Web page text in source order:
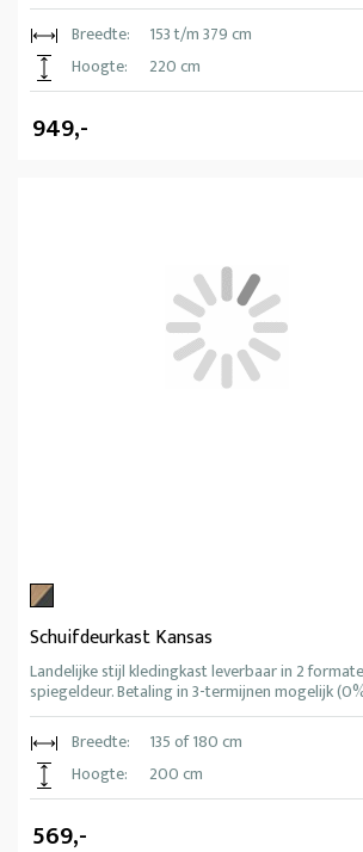
Breedte:
153 t/m 379 cm
Hoogte:
220 cm
949,-
Schuifdeurkast Kansas
Landelijke stijl kledingkast leverbaar in 2
spiegeldeur. Betaling in 3-termijnen mogelijk
Breedte:
135 of 180 cm
Hoogte:
200 cm
569,-